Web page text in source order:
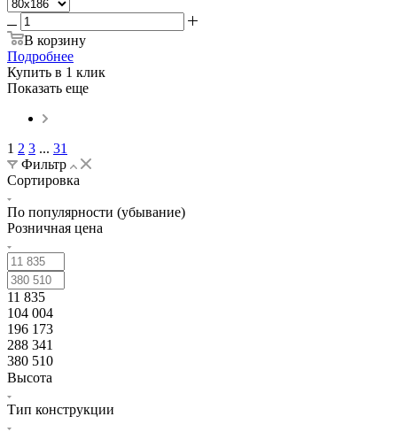
В корзину
Подробнее
Купить в 1 клик
Показать еще
1 2 3 ... 31
Фильтр
Сортировка
По популярности (убывание)
Розничная цена
11 835
104 004
196 173
288 341
380 510
Высота
Тип конструкции